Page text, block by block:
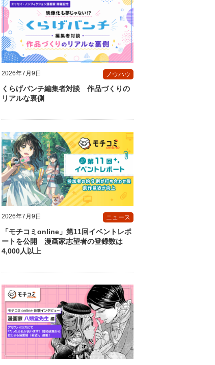
2026年7月9日 ノウハウ
くらげバンチ編集者対談 作品づくりの
リアルな裏側
2026年7月9日 ニュース
「モチコミonline」第11回イベントレポ
ートを公開 漫画家志望者の登録数は
4,000人以上